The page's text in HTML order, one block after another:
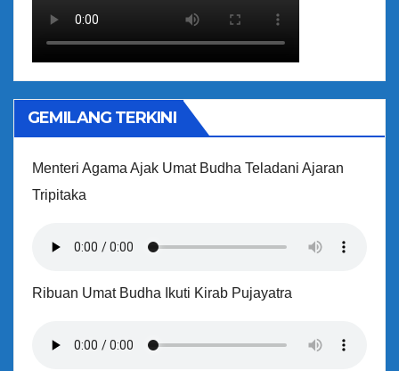
GEMILANG TERKINI
Menteri Agama Ajak Umat Budha Teladani Ajaran
Tripitaka
Ribuan Umat Budha Ikuti Kirab Pujayatra